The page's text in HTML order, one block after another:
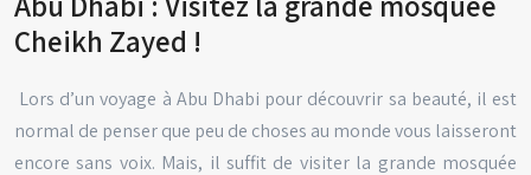
Cheikh Zayed !
Lors d’un voyage à Abu Dhabi pour découvrir sa beauté, il est
normal de penser que peu de choses au monde vous laisseront
encore sans voix. Mais, il suffit de visiter la grande mosquée